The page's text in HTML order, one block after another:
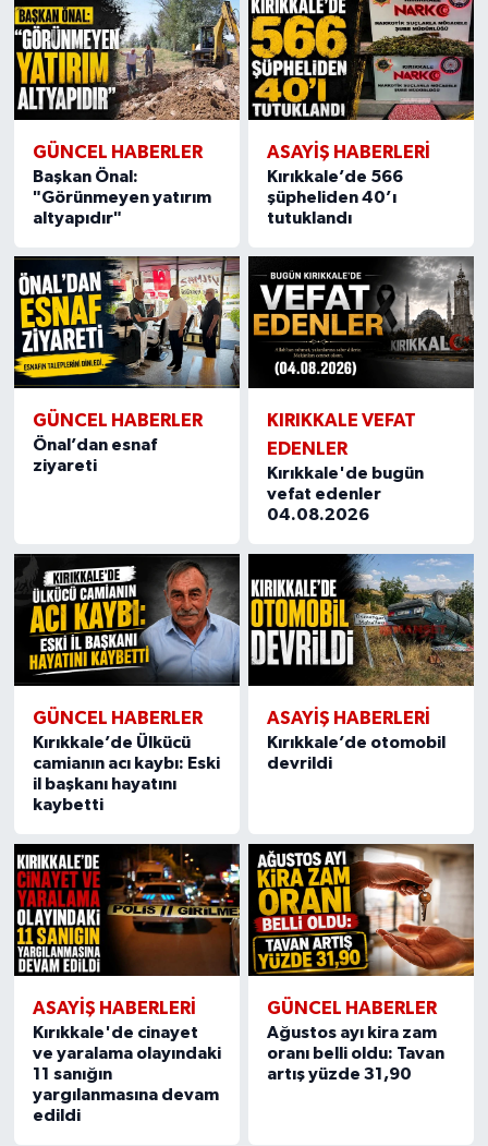
GÜNCEL HABERLER
Başkan Önal:
"Görünmeyen yatırım
altyapıdır"
ASAYİŞ HABERLERİ
Kırıkkale’de 566
şüpheliden 40’ı
tutuklandı
GÜNCEL HABERLER
Önal’dan esnaf
ziyareti
KIRIKKALE VEFAT
EDENLER
Kırıkkale'de bugün
vefat edenler
04.08.2026
GÜNCEL HABERLER
Kırıkkale’de Ülkücü
camianın acı kaybı: Eski
il başkanı hayatını
kaybetti
ASAYİŞ HABERLERİ
Kırıkkale’de otomobil
devrildi
ASAYİŞ HABERLERİ
Kırıkkale'de cinayet
ve yaralama olayındaki
11 sanığın
yargılanmasına devam
edildi
GÜNCEL HABERLER
Ağustos ayı kira zam
oranı belli oldu: Tavan
artış yüzde 31,90